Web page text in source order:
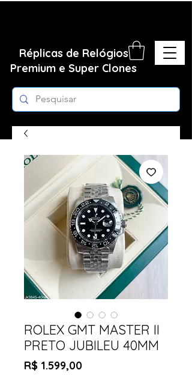
Réplicas de Relógios
Premium e Super Clones
ROLEX GMT MASTER II
PRETO JUBILEU 40MM
R$ 1.599,00Preço